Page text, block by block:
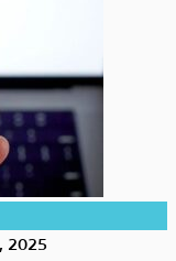
2025